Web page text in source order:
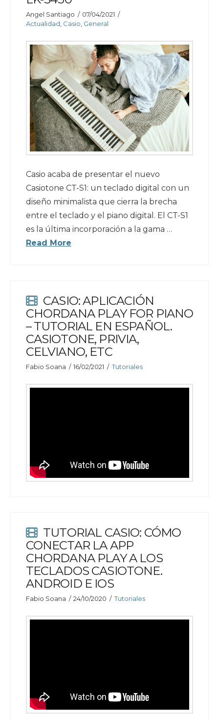
Angel Santiago
07/04/2021
Actualidad Casio General
Casio acaba de presentar el nuevo
Casiotone CT-S1: un teclado digital con un
diseño minimalista que cierra la brecha
entre el teclado y el piano digital. El CT-S1
es la última incorporación a la gama …
Read More
CASIO: APLICACIÓN
CHORDANA PLAY FOR PIANO
– TUTORIAL EN ESPAÑOL.
CASIOTONE, PRIVIA,
CELVIANO, ETC
Fabio Soana 16/02/2021 Tutoriales
TUTORIAL CASIO: CÓMO
CONECTAR LA APP
CHORDANA PLAY A LOS
TECLADOS CASIOTONE.
ANDROID E IOS
Fabio Soana 24/10/2020 Tutoriales